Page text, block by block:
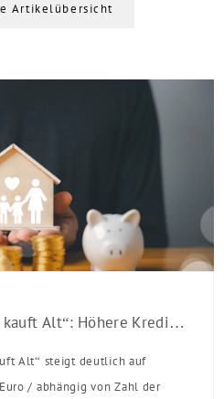
Artikelübersicht
KfW-Förderung „Jung kauft Alt“: Höhere Kredite ab August 2026
Alt“ steigt deutlich auf
/ abhängig von Zahl der